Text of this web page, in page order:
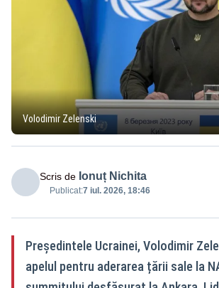
Volodimir Zelenski
Scris de Ionuț Nichita
Publicat:7 iul. 2026, 18:46
Președintele Ucrainei, Volodimir
apelul pentru aderarea țării sale la